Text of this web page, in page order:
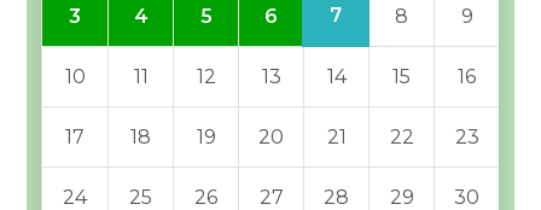
3 4 5 6 7 8 9
10 11 12 13 14 15 16
17 18 19 20 21 22 23
24 25 26 27 28 29 30